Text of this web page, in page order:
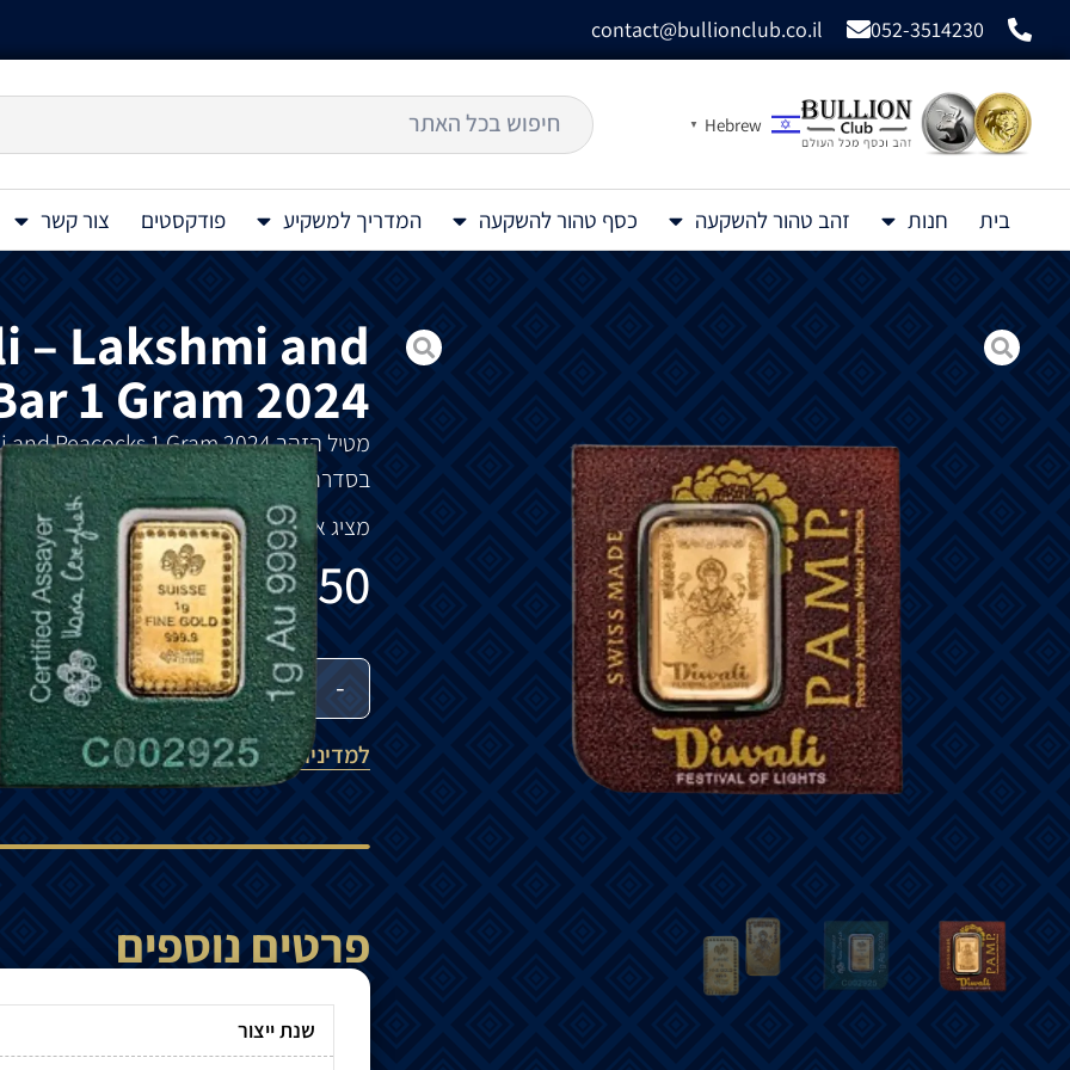
052-3514230
contact@bullionclub.co.il
Hebrew
▼
בית חנות זהב טהור להשקעה כסף טהור להשקעה המדריך למשקיע פודקסטים צור קשר
– Lakshmi and
1 Gram 2024
מטילהזהבSuisse Pamp Diwali – Lakshmi and Peacocks 1 Gram 2024
בסדרההשנתית המוקדשתלחגיגותדיוואלי ,
מציגאתהאלהההינדיתהקדושהלקשמי,
750
₪
-
+ הוספה לסל
למדיניות המשלוחים
פרטים נוספים
שנת ייצור